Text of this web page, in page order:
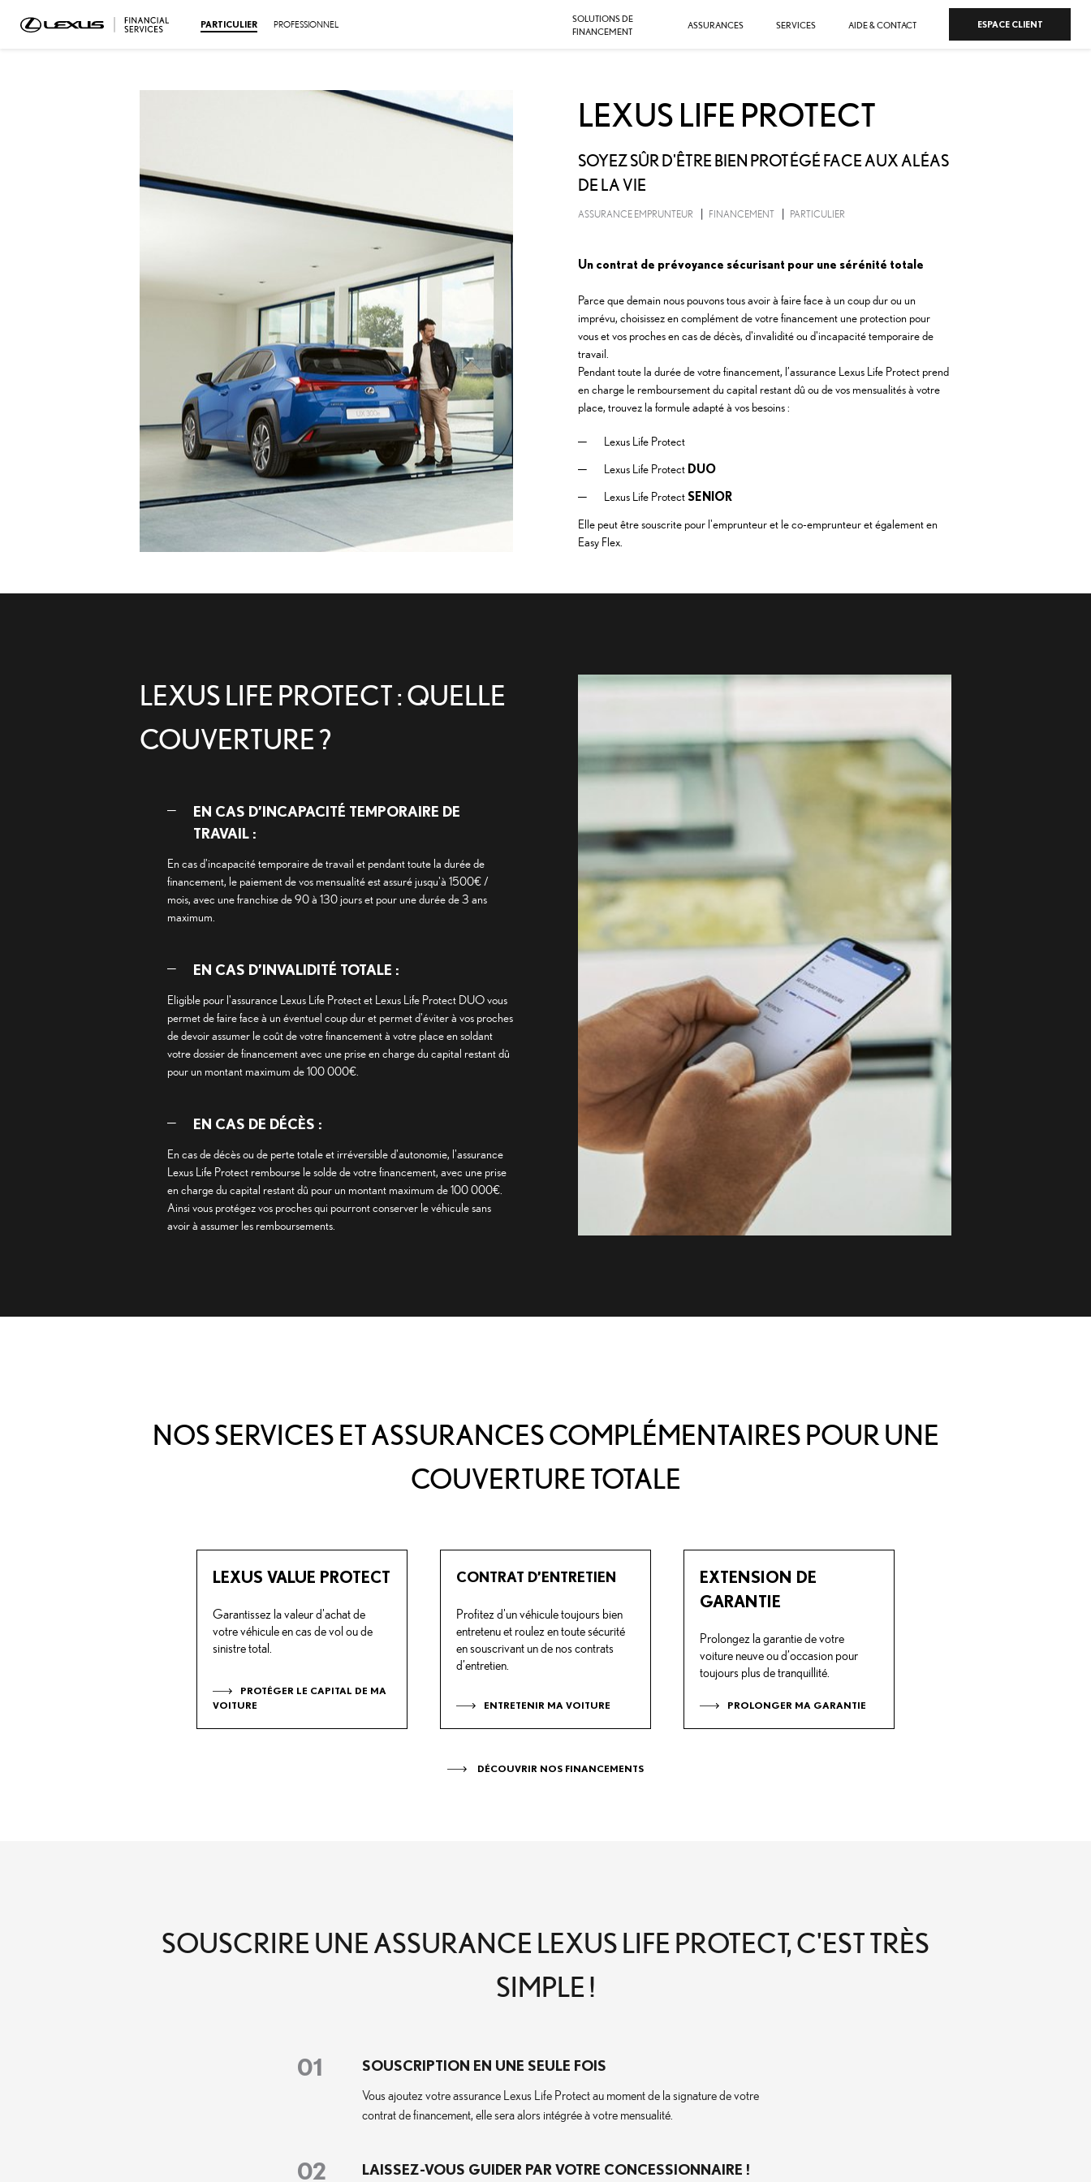
PARTICULIER PROFESSIONNEL
SOLUTIONS DE
FINANCEMENT
ASSURANCES SERVICES AIDE & CONTACT ESPACE CLIENT
LEXUS LIFE PROTECT
SOYEZ SÛR D'ÊTRE BIEN PROTÉGÉ FACE AUX ALÉAS
DE LA VIE
ASSURANCE EMPRUNTEUR FINANCEMENT PARTICULIER
Un contrat de prévoyance sécurisant pour une sérénité totale
Parce que demain nous pouvons tous avoir à faire face à un coup dur ou un
imprévu, choisissez en complément de votre financement une protection pour
vous et vos proches en cas de décès, d'invalidité ou d'incapacité temporaire de
travail.
Pendant toute la durée de votre financement, l’assurance Lexus Life Protect prend
en charge le remboursement du capital restant dû ou de vos mensualités à votre
place, trouvez la formule adapté à vos besoins :
Lexus Life Protect
Lexus Life Protect DUO
Lexus Life Protect SENIOR
Elle peut être souscrite pour l'emprunteur et le co-emprunteur et également en
Easy Flex.
LEXUS LIFE PROTECT : QUELLE
COUVERTURE ?
EN CAS D’INCAPACITÉ TEMPORAIRE DE
TRAVAIL :
En cas d'incapacité temporaire de travail et pendant toute la durée de
financement, le paiement de vos mensualité est assuré jusqu'à 1500€ /
mois, avec une franchise de 90 à 130 jours et pour une durée de 3 ans
maximum.
EN CAS D’INVALIDITÉ TOTALE :
Eligible pour l'assurance Lexus Life Protect et Lexus Life Protect DUO vous
permet de faire face à un éventuel coup dur et permet d'éviter à vos proches
de devoir assumer le coût de votre financement à votre place en soldant
votre dossier de financement avec une prise en charge du capital restant dû
pour un montant maximum de 100 000€.
EN CAS DE DÉCÈS :
En cas de décès ou de perte totale et irréversible d'autonomie, l'assurance
Lexus Life Protect rembourse le solde de votre financement, avec une prise
en charge du capital restant dû pour un montant maximum de 100 000€.
Ainsi vous protégez vos proches qui pourront conserver le véhicule sans
avoir à assumer les remboursements.
NOS SERVICES ET ASSURANCES COMPLÉMENTAIRES POUR UNE
COUVERTURE TOTALE
LEXUS VALUE PROTECT
Garantissez la valeur d'achat de
votre véhicule en cas de vol ou de
sinistre total.
PROTÉGER LE CAPITAL DE MA
VOITURE
CONTRAT D’ENTRETIEN
Profitez d'un véhicule toujours bien
entretenu et roulez en toute sécurité
en souscrivant un de nos contrats
d’entretien.
ENTRETENIR MA VOITURE
EXTENSION DE
GARANTIE
Prolongez la garantie de votre
voiture neuve ou d’occasion pour
toujours plus de tranquillité.
PROLONGER MA GARANTIE
DÉCOUVRIR NOS FINANCEMENTS
SOUSCRIRE UNE ASSURANCE LEXUS LIFE PROTECT, C'EST TRÈS
SIMPLE !
01 SOUSCRIPTION EN UNE SEULE FOIS
Vous ajoutez votre assurance Lexus Life Protect au moment de la signature de votre
contrat de financement, elle sera alors intégrée à votre mensualité.
02 LAISSEZ-VOUS GUIDER PAR VOTRE CONCESSIONNAIRE !